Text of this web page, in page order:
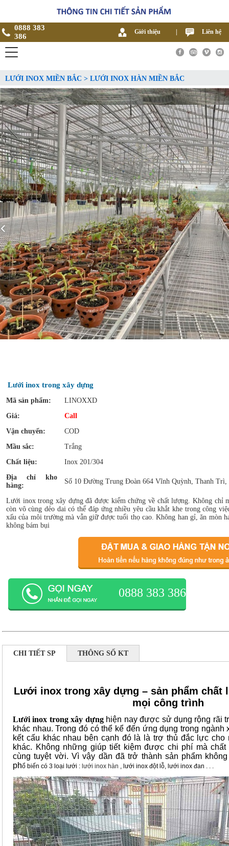
0888 383
386
Giới thiệu Liên hệ
LƯỚI INOX MIỀN BẮC > LƯỚI INOX HÀN MIỀN BẮC
Lưới inox trong xây dựng
Mã sản phẩm:
LINOXXD
Giá:
Call
Vận chuyển:
COD
Mầu sắc:
Trắng
Chất liệu:
Inox 201/304
Địa chỉ kho
hàng:
Số 10 Đường Trung Đoàn 664 Vĩnh Quỳnh, Thanh Trì,
Lưới inox trong xây dựng đã được kiểm chứng về chất lượng. Không chỉ
còn vô cùng dẻo dai có thể đáp ứng nhiều yêu cầu khắt khe trong công
xấu của môi trường mà vẫn giữ được tuổi thọ cao. Không han gỉ, ăn mòn
không bám bụi
0888 383 386
CHI TIẾT SP THÔNG SỐ KT
Lưới inox trong xây dựng – sản phẩm chất
mọi công trình
Lưới inox trong xây dựnghiện nay được sử dụng rộng rãi
khác nhau. Trong đó có thể kể đến ứng dụng trong
kết cấu khác nhau bên cạnh đó là là trợ thủ đắc lực cho
khác. Không những giúp tiết kiệm được chi phí mà
cùng tuyệt vời. Vì vậy dần đã trở thành sản phẩm
phổ biến có 3 loại lưới : lưới inox hàn , lưới inox đột lỗ, lưới inox đan . . .